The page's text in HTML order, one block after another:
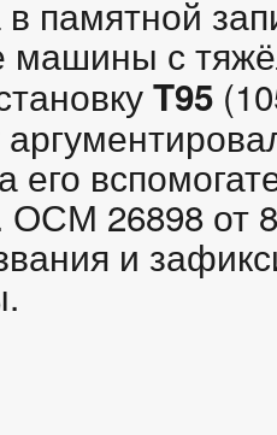
памятной
машины с
T95
его
ОСМ 26898 от
и